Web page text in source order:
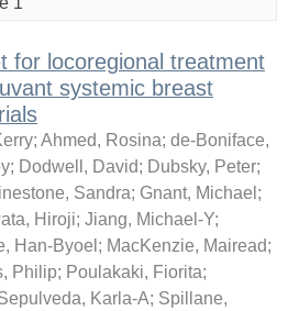
for locoregional treatment
systemic breast
; Ahmed, Rosina; de-Boniface,
; Dodwell, David; Dubsky, Peter;
Sandra; Gnant, Michael ;
Hiroji; Jiang, Michael-Y;
Han-Byoel ; MacKenzie, Mairead;
Philip; Poulakaki, Fiorita;
Karla-A; Spillane,